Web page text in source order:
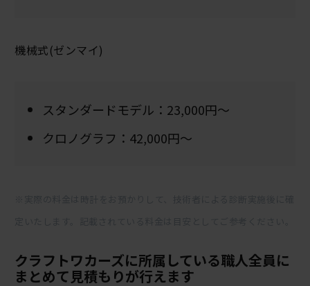
機械式(ゼンマイ)
スタンダードモデル：23,000円～
クロノグラフ：42,000円～
クラフトワカーズに所属している職人全員に
まとめて見積もりが行えます